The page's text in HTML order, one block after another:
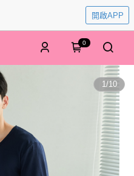
開啟APP
0
1/10